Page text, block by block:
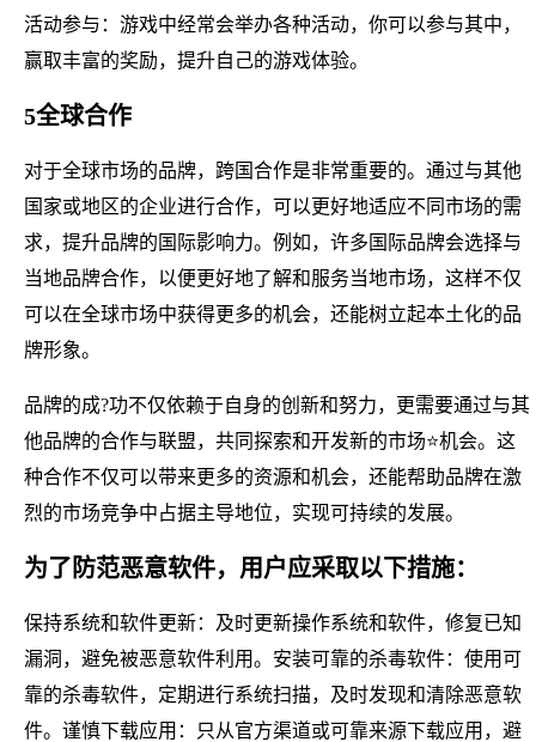
活动参与：游戏中经常会举办各种活动，你可以参与其中，
赢取丰富的奖励，提升自己的游戏体验。
5全球合作
对于全球市场的品牌，跨国合作是非常重要的。通过与其他
国家或地区的企业进行合作，可以更好地适应不同市场的需
求，提升品牌的国际影响力。例如，许多国际品牌会选择与
当地品牌合作，以便更好地了解和服务当地市场，这样不仅
可以在全球市场中获得更多的机会，还能树立起本土化的品
牌形象。
品牌的成?功不仅依赖于自身的创新和努力，更需要通过与其
他品牌的合作与联盟，共同探索和开发新的市场⭐机会。这
种合作不仅可以带来更多的资源和机会，还能帮助品牌在激
烈的市场竞争中占据主导地位，实现可持续的发展。
为了防范恶意软件，用户应采取以下措施：
保持系统和软件更新：及时更新操作系统和软件，修复已知
漏洞，避免被恶意软件利用。安装可靠的杀毒软件：使用可
靠的杀毒软件，定期进行系统扫描，及时发现和清除恶意软
件。谨慎下载应用：只从官方渠道或可靠来源下载应用，避